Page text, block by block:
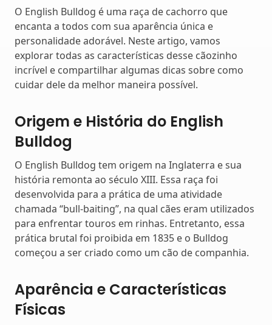
O English Bulldog é uma raça de cachorro que
encanta a todos com sua aparência única e
personalidade adorável. Neste artigo, vamos
explorar todas as características desse cãozinho
incrível e compartilhar algumas dicas sobre como
cuidar dele da melhor maneira possível.
Origem e História do English
Bulldog
O English Bulldog tem origem na Inglaterra e sua
história remonta ao século XIII. Essa raça foi
desenvolvida para a prática de uma atividade
chamada “bull-baiting”, na qual cães eram utilizados
para enfrentar touros em rinhas. Entretanto, essa
prática brutal foi proibida em 1835 e o Bulldog
começou a ser criado como um cão de companhia.
Aparência e Características
Físicas